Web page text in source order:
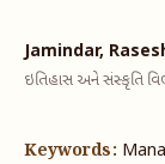
Jamindar,
ઇતિહાસ અને સંસ્કૃતિ
Keywords: